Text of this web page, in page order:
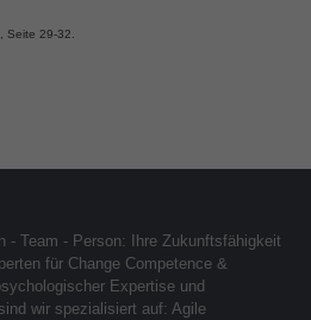
Seite 29-32.
- Team - Person: Ihre Zukunftsfähigkeit
für Change Competence &
Expertise und
wir spezialisiert auf: Agile